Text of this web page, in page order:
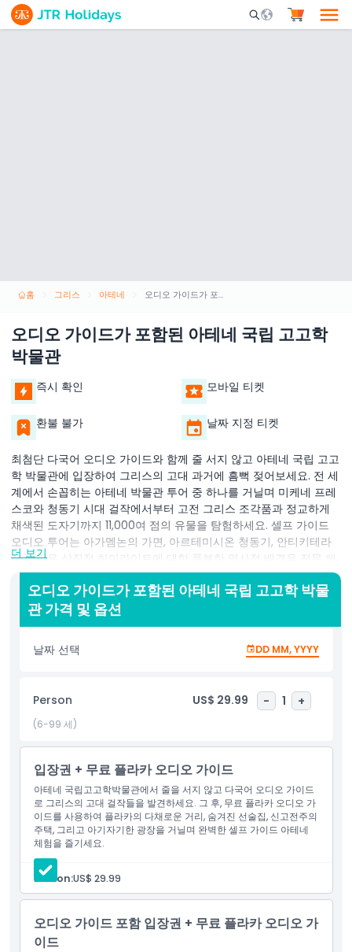
Mobile Search
홈 그리스 아테네 오디오 가이드가 포함된 아테네 국립 고고학 박물관
오디오 가이드가 포함된 아테네 국립 고고학
박물관
즉시 확인 모바일 티켓
환불 불가 날짜 지정 티켓
최첨단 다국어 오디오 가이드와 함께 줄 서지 않고 아테네 국립 고고
학 박물관에 입장하여 그리스의 고대 과거에 흠뻑 젖어보세요. 전 세
계에서 손꼽히는 아테네 박물관 투어 중 하나를 거닐며 미케네 프레
스코와 청동기 시대 걸작에서부터 고전 그리스 조각품과 정교하게
채색된 도자기까지 11,000여 점의 유물을 탐험하세요. 셀프 가이드
오디오 투어는 아가멤논의 가면, 아르테미시온 청동기, 안티키테라
장치 같은 상징적 하이라이트에 대한 풍부한 역사적 배경을 전문 해
설과 함께 제공하여 각 전시품에 생명을 불어넣습니다. 선사 시대, 기
하학 양식, 고대 양식, 헬레니즘 시대를 주제로 한 넓은 전시실을 오
가며 고대 그리스 종교, 신화, 일상 생활의 진화를 발견하세요. 거대
한 조각상과 묘비 부조를 감상한 후, 박물관의 현대적인 아트리움에
서 하늘을 향해 솟은 천창 아래 인스타그램에 올리기 좋은 장소에서
잠시 멈추세요. 역사 애호가, 문화 여행객, 가족 활동에 완벽한 이 몰
록 보장합니다. 오늘 아테네 국립 고고학 박물관 티켓을 예약하여 그
리스 최고의 유산지에서 잊지 못할 여정을 시작하세요.
포함 사항
아동 성인 정책
위치
취소 정책
더 보기
오디오 가이드가 포함된 아테네 국립 고고학 박물
관 가격 및 옵션
날짜 선택 DD MM, YYYY
Person US$ 29.99 - 1 +
(6-99 세)
입장권 + 무료 플라카 오디오 가이드
아테네 국립고고학박물관에서 줄을 서지 않고 다국어 오디오 가이드
로 그리스의 고대 걸작들을 발견하세요. 그 후, 무료 플라카 오디오 가
이드를 사용하여 플라카의 다채로운 거리, 숨겨진 선술집, 신고전주의
주택, 그리고 아기자기한 광장을 거닐며 완벽한 셀프 가이드 아테네
체험을 즐기세요.
Person:US$ 29.99
오디오 가이드 포함 입장권 + 무료 플라카 오디오 가
이드